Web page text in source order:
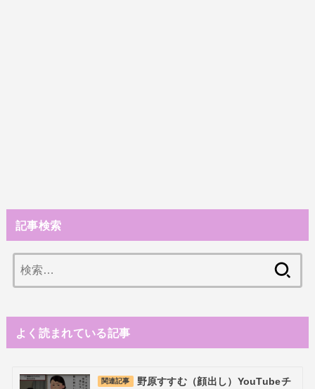
記事検索
索:
よく読まれている記事
関連記事
野原すすむ（顔出し）YouTubeチ